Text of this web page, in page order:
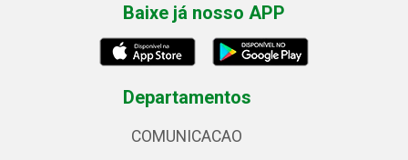
Baixe já nosso APP
Departamentos
COMUNICACAO